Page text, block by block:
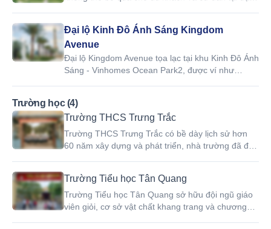
Đại lộ Kinh Đô Ánh Sáng Kingdom
Avenue
Đại lộ Kingdom Avenue tọa lạc tại khu Kinh Đô Ánh
Sáng - Vinhomes Ocean Park2, được ví như
Trường học (4)
Trường THCS Trưng Trắc
Trường THCS Trưng Trắc có bề dày lịch sử hơn
60 năm xây dựng và phát triển, nhà trường đã đạt
Trường Tiểu học Tân Quang
Trường Tiểu học Tân Quang sở hữu đội ngũ giáo
viên giỏi, cơ sở vật chất khang trang và chương